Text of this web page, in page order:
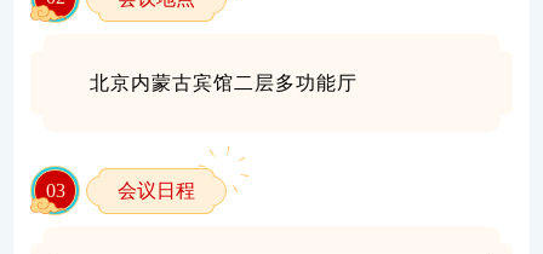
北京内蒙古宾馆二层多功能厅
03 会议日程